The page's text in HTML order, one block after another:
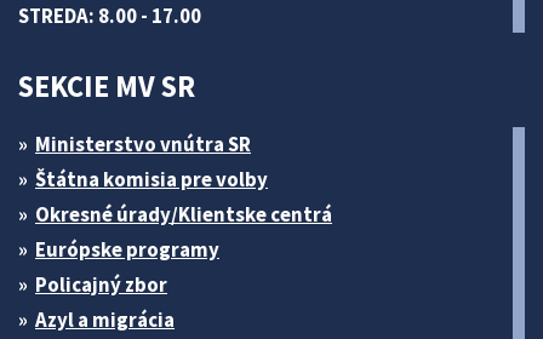
STREDA: 8.00 - 17.00
SEKCIE MV SR
Ministerstvo vnútra SR
Štátna komisia pre volby
Okresné úrady/Klientske centrá
Európske programy
Policajný zbor
Azyl a migrácia